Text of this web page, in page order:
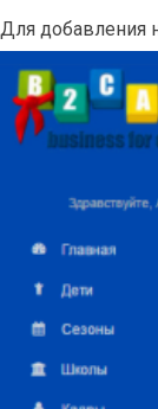
Для добавления